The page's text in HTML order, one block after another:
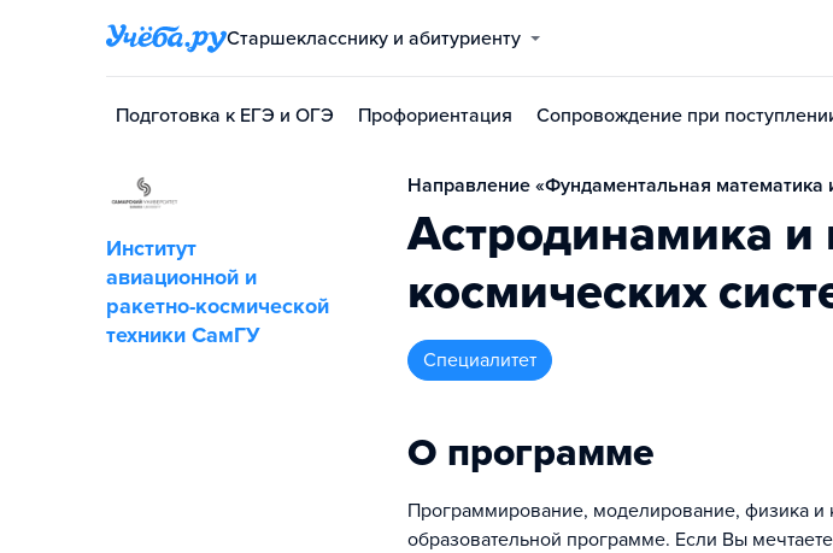
Старшекласснику и абитуриенту
Подготовка к ЕГЭ и ОГЭ Профориентация Сопровождение при
Институт
авиационной и
ракетно-космической
техники СамГУ
Направление «Фундаментальная математика
Астродинамика и
космических
специалитет
О программе
Программирование, моделирование, физика и
образовательной программе. Если Вы